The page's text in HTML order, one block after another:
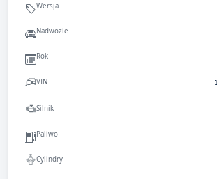
Wersja
Nadwozie
Rok
VIN
Silnik
Paliwo
Cylindry